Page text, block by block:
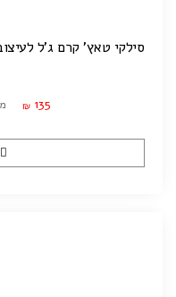
סילקי טאץ' קרם ג'ל לעיצוב
₪ 135